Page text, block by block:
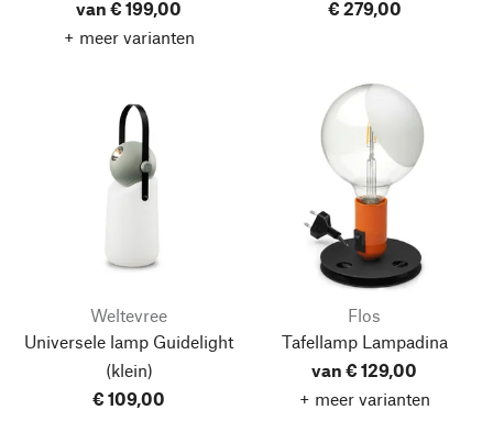
van € 199,00
+ meer varianten
€ 279,00
Weltevree
Universele lamp Guidelight
(klein)
€ 109,00
Flos
Tafellamp Lampadina
van € 129,00
+ meer varianten